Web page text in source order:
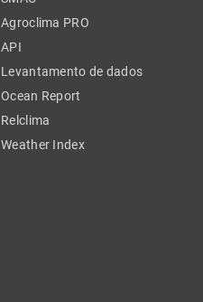
Agroclima PRO
API
Levantamento de dados
Ocean Report
Relclima
Weather Index